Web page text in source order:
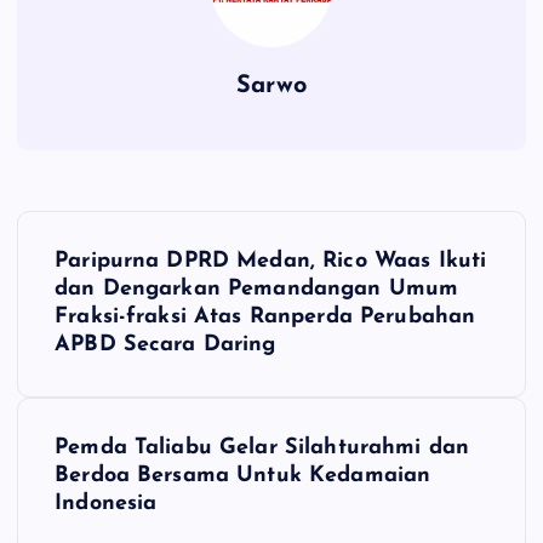
Sarwo
Paripurna DPRD Medan, Rico Waas Ikuti
dan Dengarkan Pemandangan Umum
Fraksi-fraksi Atas Ranperda Perubahan
APBD Secara Daring
Pemda Taliabu Gelar Silahturahmi dan
Berdoa Bersama Untuk Kedamaian
Indonesia